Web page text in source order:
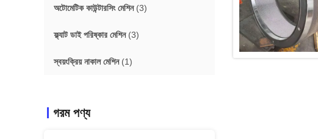
অটোমেটিক কাউন্টারসিং মেশিন(3)
ফ্ল্যাট ডাই পরিষ্কার মেশিন(3)
স্বয়ংক্রিয় নাকাল মেশিন(1)
গরম পণ্য